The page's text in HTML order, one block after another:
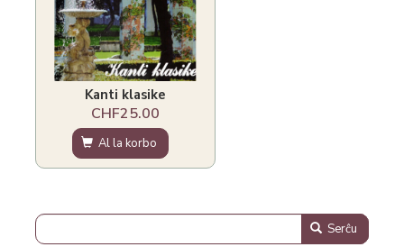
Kanti klasike
CHF25.00
Al la korbo
Serĉu